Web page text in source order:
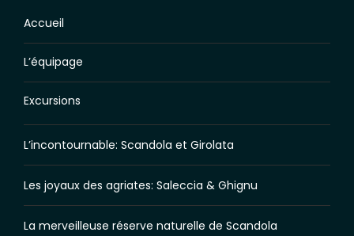
Accueil
L’équipage
Excursions
L’incontournable: Scandola et Girolata
Les joyaux des agriates: Saleccia & Ghignu
La merveilleuse réserve naturelle de Scandola